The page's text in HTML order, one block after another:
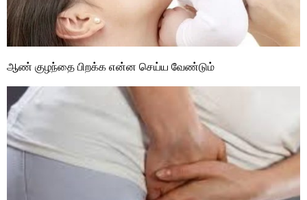
ஆண் குழந்தை பிறக்க என்ன செய்ய வேண்டும்